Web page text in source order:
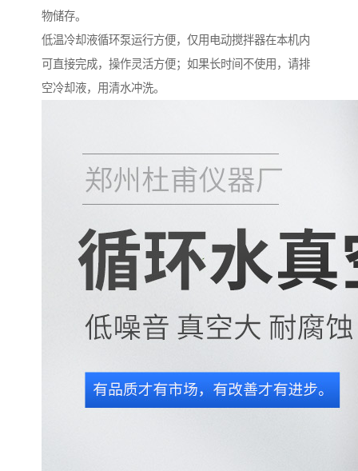
物储存。
低温冷却液循环泵运行方便，仅用电动搅拌器在本机内
可直接完成，操作灵活方便；如果长时间不使用，请排
空冷却液，用清水冲洗。